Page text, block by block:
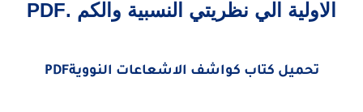
الاولية الي نظريتي النسبية والكم .PDF
تحميل كتاب كواشف الاشعاعات النوويةPDF